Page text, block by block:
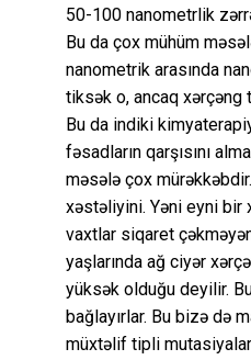
50-100 nanometrlik
Bu da çox mühüm
nanometrik arasında
tiksək o, ancaq xərçəng
Bu da indiki
fəsadların qarşısını
məsələ çox
xəstəliyini. Yəni eyni bir
vaxtlar siqaret
yaşlarında ağ ciyər
yüksək olduğu deyilir.
bağlayırlar. Bu bizə də
müxtəlif tipli